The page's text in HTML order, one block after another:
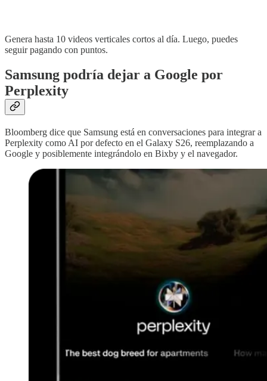
Genera hasta 10 videos verticales cortos al día. Luego, puedes
seguir pagando con puntos.
Samsung podría dejar a Google por
Perplexity
Bloomberg dice que Samsung está en conversaciones para integrar a
Perplexity como AI por defecto en el Galaxy S26, reemplazando a
Google y posiblemente integrándolo en Bixby y el navegador.